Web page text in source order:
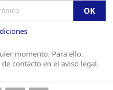
momento. Para ello,
contacto en el aviso legal.